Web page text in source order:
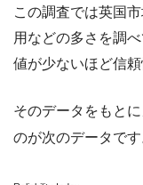
この調査では英国
用などの多さを調
値が少ないほど信
そのデータをもと
のが次のデータです